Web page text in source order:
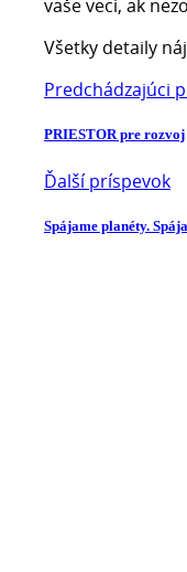
vaše veci, ak
Všetky detaily
Predchádzajúci
PRIESTOR pre rozvoj
Ďalší príspevok
Spájame planéty.